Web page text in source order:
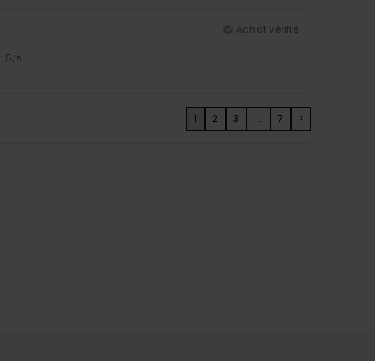
Achat vérifié
: 5 /5
1 2 3 ... 7 >